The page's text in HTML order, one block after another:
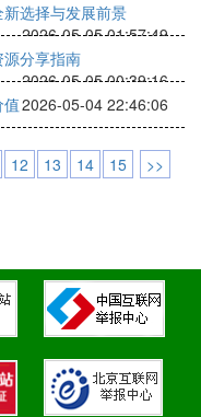
选择与发展前景
2026-05-05 01:57:49
分享指南
2026-05-05 00:39:16
2026-05-04 22:46:06
12 13 14 15
>>